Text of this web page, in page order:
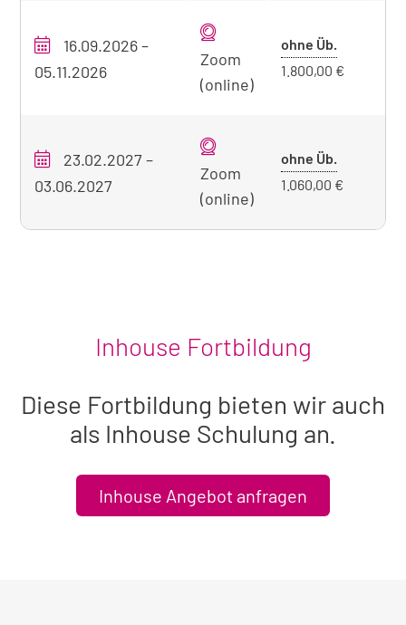
Übersicht
unseres
Seminarangebots
sichtbaren
Seminar
16.09.2026–
05.11.2026
Zoom
(online)
ohne Üb.
ohne
1.800,00 €
23.02.2027–
03.06.2027
Zoom
(online)
ohne Üb.
ohne
1.060,00 €
Inhouse Fortbildung
Diese Fortbildung bieten wir auch
als Inhouse Schulung an.
Inhouse Angebot anfragen